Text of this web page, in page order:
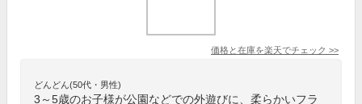
価格と在庫を楽天でチェック >>
どんどん(50代・男性)
3～5歳のお子様が公園などでの外遊びに、柔らかいフラ